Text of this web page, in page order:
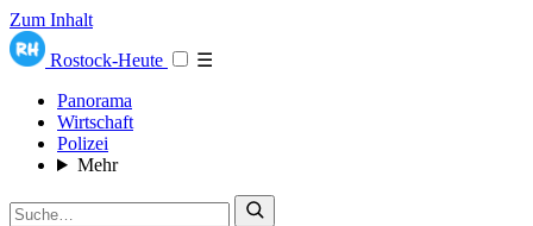
Zum Inhalt
Rostock-Heute
☰
Panorama
Wirtschaft
Polizei
Mehr